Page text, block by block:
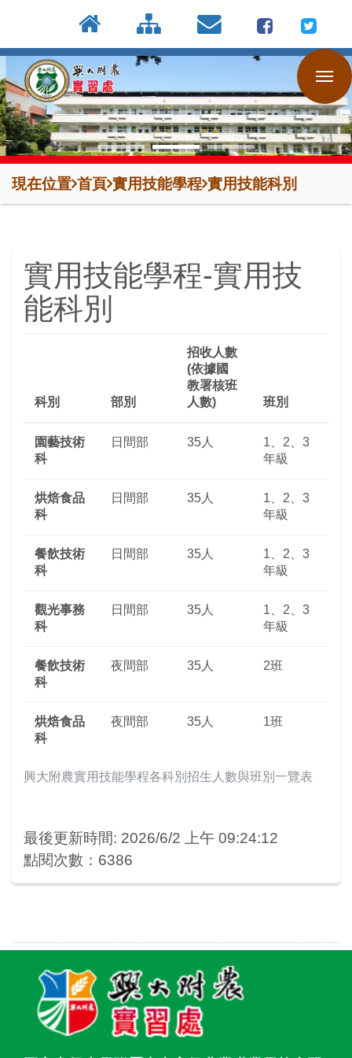
到
主
要
內
容
區
現在位置 首頁 實用技能學程 實用技能科別
實用技能學程-實用技
能科別
興大附農實用技能學程各科別招生人數與班別一覽表
科別 部別
招收人數
(依據國
教署核班
人數)
班別
園藝技術
科
日間部 35人
1、2、3
年級
烘焙食品
科
日間部 35人
1、2、3
年級
餐飲技術
科
日間部 35人
1、2、3
年級
觀光事務
科
日間部 35人
1、2、3
年級
餐飲技術
科
夜間部 35人 2班
烘焙食品
科
夜間部 35人 1班
最後更新時間: 2026/6/2 上午 09:24:12
點閱次數：6386